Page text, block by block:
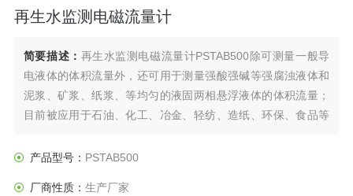
再生水监测电磁流量计
简要描述： 再生水监测电磁流量计PSTAB500除可测量一般导
电液体的体积流量外，还可用于测量强酸强碱等强腐浊液体和
泥浆、矿浆、纸浆、等均匀的液固两相悬浮液体的体积流量；
目前被应用于石油、化工、冶金、轻纺、造纸、环保、食品等
产品型号： PSTAB500
厂商性质： 生产厂家